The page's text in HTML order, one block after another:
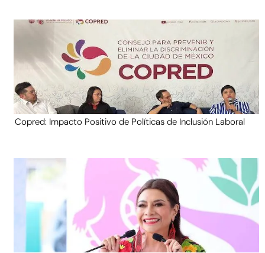
Copred: Impacto Positivo de Políticas de Inclusión Laboral